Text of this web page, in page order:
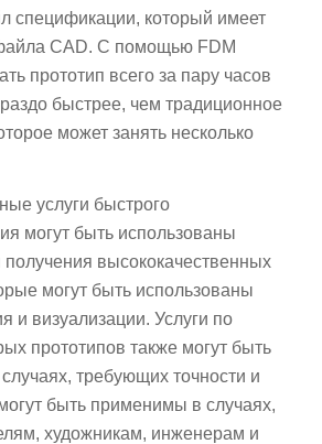
спецификации, который имеет
CAD. С помощью FDM
прототип всего за пару часов
быстрее, чем традиционное
может занять несколько
услуги быстрого
могут быть использованы
высококачественных
могут быть использованы
и визуализации. Услуги по
прототипов также могут быть
требующих точности и
быть применимы в случаях,
художникам, инженерам и